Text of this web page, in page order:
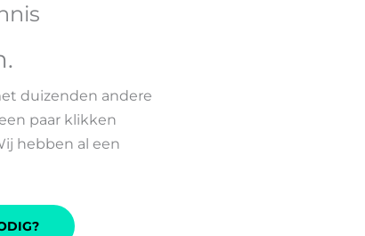
.
duizenden andere
paar klikken
hebben al een